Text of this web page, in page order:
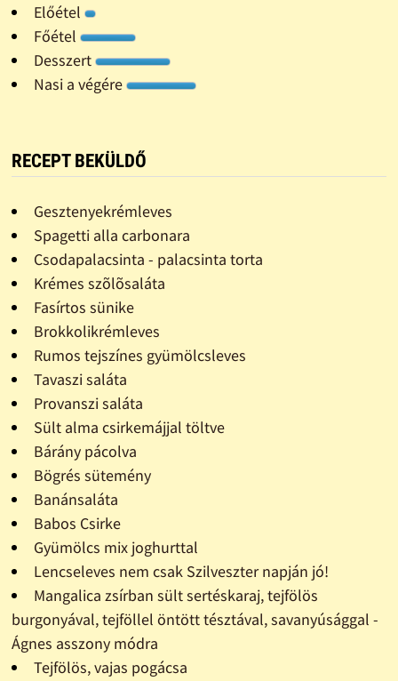
Előétel
Főétel
Desszert
Nasi a végére
RECEPT BEKÜLDŐ
Gesztenyekrémleves
Spagetti alla carbonara
Csodapalacsinta - palacsinta torta
Krémes szõlõsaláta
Fasírtos sünike
Brokkolikrémleves
Rumos tejszínes gyümölcsleves
Tavaszi saláta
Provanszi saláta
Sült alma csirkemájjal töltve
Bárány pácolva
Bögrés sütemény
Banánsaláta
Babos Csirke
Gyümölcs mix joghurttal
Lencseleves nem csak Szilveszter napján jó!
Mangalica zsírban sült sertéskaraj, tejfölös
burgonyával, tejföllel öntött tésztával, savanyúsággal -
Ágnes asszony módra
Tejfölös, vajas pogácsa